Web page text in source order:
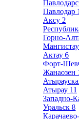
Павлодар
Аксу 2
Горно-
Актау 6
Форт-
Жанаозен
Атырау 11
Западно-
Уральск 8